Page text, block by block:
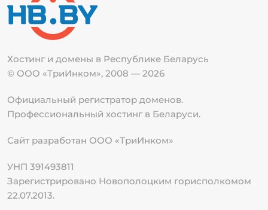
Хостинг и домены в Республике Беларусь
© ООО «ТриИнком», 2008 — 2026
Официальный регистратор доменов.
Профессиональный хостинг в Беларуси.
Сайт разработан ООО «ТриИнком»
УНП 391493811
Зарегистрировано Новополоцким горисполкомом
22.07.2013.